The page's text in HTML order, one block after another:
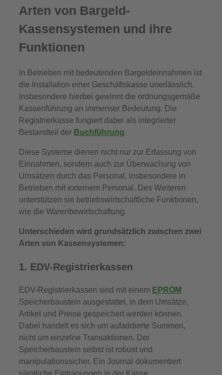
Arten von Bargeld-
Kassensystemen und ihre
Funktionen
In Betrieben mit bedeutenden Bargeldeinnahmen ist
die Installation einer Geschäftskasse unerlässlich.
Insbesondere hierbei gewinnt die ordnungsgemäße
Kassenführung an immenser Bedeutung. Die
Registrierkasse fungiert dabei als integrierter
Bestandteil der Buchführung.
Diese Systeme dienen nicht nur zur Erfassung von
Einnahmen, sondern auch zur Überwachung von
Umsätzen durch das Personal, insbesondere in
Betrieben mit externem Personal. Des Weiteren
unterstützen sie betriebswirtschaftliche Funktionen,
wie die Warenbewirtschaftung.
Unterschieden wird grundsätzlich zwischen zwei
Arten von Kassensystemen:
1. EDV-Registrierkassen
EDV-Registrierkassen sind mit einem EPROM
Speicherbaustein ausgestattet, in dem Umsätze,
Artikel und Preise gespeichert werden können.
Dabei handelt es sich um aufaddierte Summen,
nicht um einzelne Transaktionen. Der
Speicherbaustein selbst ist robust und
manipulationssicher. Ein Journal dokumentiert
sämtliche Eintragungen in der Kasse.